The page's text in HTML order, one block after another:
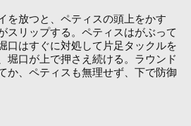
を放つと、ペティスの頭上をかす
スリップする。ペティスはがぶって
口はすぐに対処して片足タックルを
堀口が上で押さえ続ける。ラウンド
か、ペティスも無理せず、下で防御